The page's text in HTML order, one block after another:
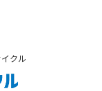
クル